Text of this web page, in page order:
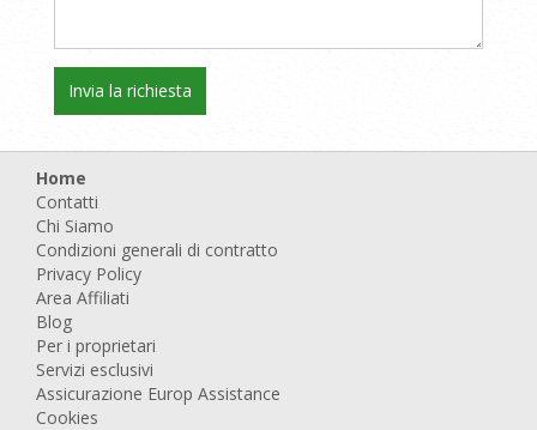
Home
Contatti
Chi Siamo
Condizioni generali di contratto
Privacy Policy
Area Affiliati
Blog
Per i proprietari
Servizi esclusivi
Assicurazione Europ Assistance
Cookies